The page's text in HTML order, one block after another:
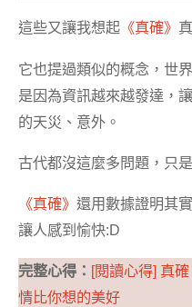
這些又讓我想起 《真確》
它也提過類似的概念，世
是因為資訊越來越發達，
的天災、意外。
古代都沒這麼多問題，只
《真確》還用數據證明其
讓人感到愉快:D
完整心得： [閱讀心得] 真
情比你想的美好